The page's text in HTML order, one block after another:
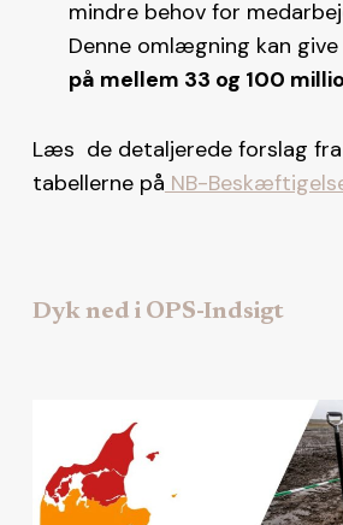
mindre behov for
Denne omlægning kan give
på mellem 33 og 100
Læs de detaljerede forslag
tabellerne på NB-
Dyk ned i OPS-Indsigt